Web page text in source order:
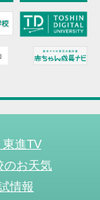
進TV
のお天気
情報